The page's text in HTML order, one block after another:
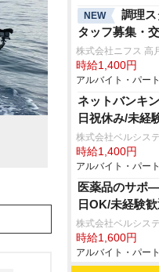
NEW
調理
タッフ募集・
株式会社ニフス 高
時給1,400円
アルバイト・パー
ネットバンキ
日祝休み/未経
株式会社ベルシス
時給1,400円
アルバイト・パー
医薬品のサポ
日OK/未経験
株式会社ベルシス
時給1,600円
アルバイト・パー